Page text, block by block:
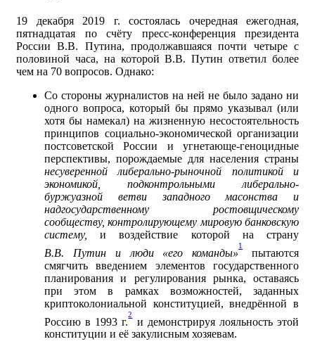
19 декабря 2019 г. состоялась очередная ежегодная,
пятнадцатая по счёту пресс-конференция президента
России В.В. Путина, продолжавшаяся почти четыре с
половиной часа, на которой В.В. Путин ответил более
чем на 70 вопросов. Однако:
Со стороны журналистов на ней не было задано ни
одного вопроса, который бы прямо указывал (или
хотя бы намекал) на жизненную несостоятельность
принципов социально-экономической организации
постсоветской России и угнетающе-геноцидные
пер­спективы, порождаемые для населения страны
несуверенной либерально-рыночной
политикой и
экономикой, подконтрольными либерально-
буржуазной ветви западного масонства и
надгосударственному ростовщическому
сообществу, контролирующему мировую банковскую
систему,
и воздействие которой на страну
В.В. Путин и люди «его команды»
1
пытаются
смягчить введением элементов государственного
планирования и регулирования рынка, оставаясь
при этом в рамках возможностей, заданных
криптоколониальной конституцией, внедрённой в
Россию в 1993 г.
2
и демонстрируя лояльность этой
конституции и её закулисным хозяевам.